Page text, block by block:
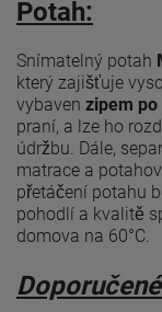
Potah:
Snímatelný potah
který zajišťuje
vybaven zipem po
praní, a lze ho
údržbu. Dále,
matrace a
přetáčení potahu
pohodlí a kvalitě
domova na 60°C.